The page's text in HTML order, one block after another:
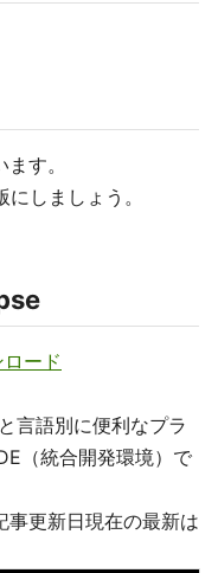
す。
しましょう。
ード
言語別に便利なプラ
（統合開発環境）で
事更新日現在の最新は